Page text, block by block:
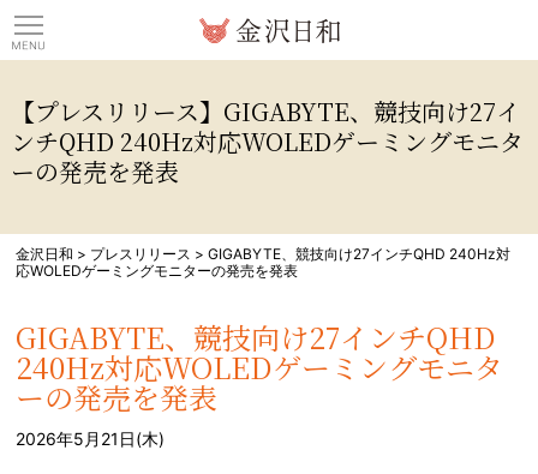
【プレスリリース】GIGABYTE、競技向け27イ
ンチQHD 240Hz対応WOLEDゲーミングモニタ
ーの発売を発表
金沢日和 > プレスリリース >GIGABYTE、競技向け27インチQHD 240Hz対
応WOLEDゲーミングモニターの発売を発表
GIGABYTE、競技向け27インチQHD
240Hz対応WOLEDゲーミングモニタ
ーの発売を発表
2026年5月21日(木)